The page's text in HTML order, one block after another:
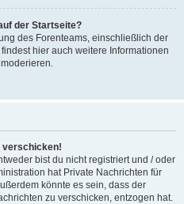
der Startseite?
des Forenteams, einschließlich der
hier auch weitere Informationen
verschicken!
bist du nicht registriert und / oder
hat Private Nachrichten für
könnte es sein, dass der
zu verschicken, entzogen hat.